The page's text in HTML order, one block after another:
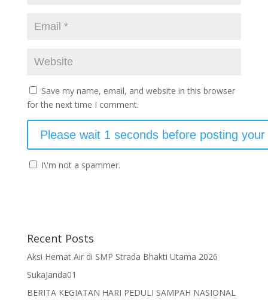
Save my name, email, and website in this browser
for the next time I comment.
I\'m not a spammer.
Recent Posts
Aksi Hemat Air di SMP Strada Bhakti Utama 2026
SukaJanda01
BERITA KEGIATAN HARI PEDULI SAMPAH NASIONAL